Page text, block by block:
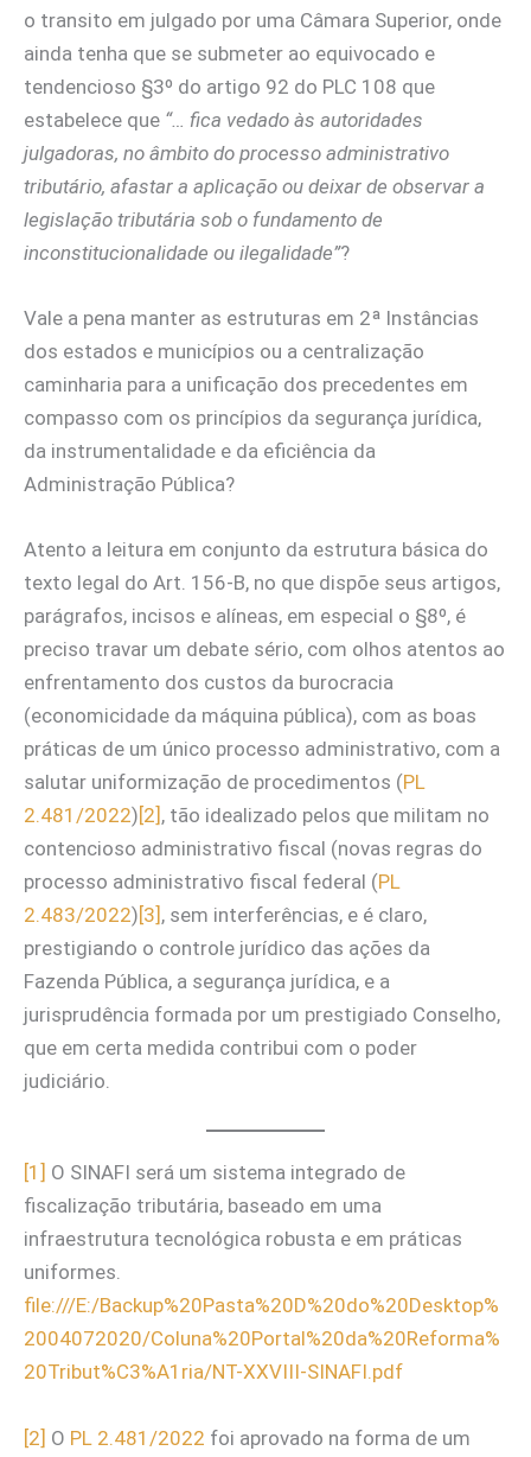
o transito em julgado por uma Câmara Superior, onde
ainda tenha que se submeter ao equivocado e
tendencioso §3º do artigo 92 do PLC 108 que
estabelece que “… fica vedado às autoridades
julgadoras, no âmbito do processo administrativo
tributário, afastar a aplicação ou deixar de observar a
legislação tributária sob o fundamento de
inconstitucionalidade ou ilegalidade”?
Vale a pena manter as estruturas em 2ª Instâncias
dos estados e municípios ou a centralização
caminharia para a unificação dos precedentes em
compasso com os princípios da segurança jurídica,
da instrumentalidade e da eficiência da
Administração Pública?
Atento a leitura em conjunto da estrutura básica do
texto legal do Art. 156-B, no que dispõe seus artigos,
parágrafos, incisos e alíneas, em especial o §8º, é
preciso travar um debate sério, com olhos atentos ao
enfrentamento dos custos da burocracia
(economicidade da máquina pública), com as boas
práticas de um único processo administrativo, com a
salutar uniformização de procedimentos (PL
2.481/2022) [2] , tão idealizado pelos que militam no
contencioso administrativo fiscal (novas regras do
processo administrativo fiscal federal (PL
2.483/2022) [3] , sem interferências, e é claro,
prestigiando o controle jurídico das ações da
Fazenda Pública, a segurança jurídica, e a
jurisprudência formada por um prestigiado Conselho,
que em certa medida contribui com o poder
judiciário.
[1] O SINAFI será um sistema integrado de
fiscalização tributária, baseado em uma
infraestrutura tecnológica robusta e em práticas
uniformes.
file:///E:/Backup%20Pasta%20D%20do%20Desktop%
2004072020/Coluna%20Portal%20da%20Reforma%
20Tribut%C3%A1ria/NT-XXVIII-SINAFI.pdf
[2] O PL 2.481/2022 foi aprovado na forma de um